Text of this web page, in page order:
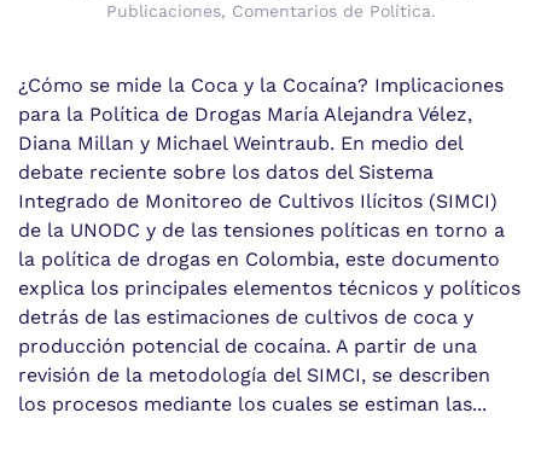
Publicaciones, Comentarios de Política.
¿Cómo se mide la Coca y la Cocaína? Implicaciones
para la Política de Drogas María Alejandra Vélez,
Diana Millan y Michael Weintraub. En medio del
debate reciente sobre los datos del Sistema
Integrado de Monitoreo de Cultivos Ilícitos (SIMCI)
de la UNODC y de las tensiones políticas en torno a
la política de drogas en Colombia, este documento
explica los principales elementos técnicos y políticos
detrás de las estimaciones de cultivos de coca y
producción potencial de cocaína. A partir de una
revisión de la metodología del SIMCI, se describen
los procesos mediante los cuales se estiman las...